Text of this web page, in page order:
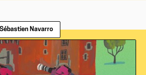
Navarro